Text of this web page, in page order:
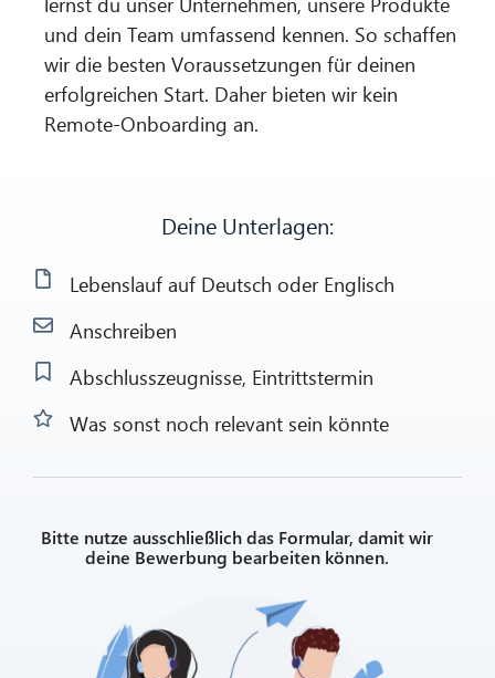
und dein Team umfassend kennen. So schaffen
wir die besten Voraussetzungen für deinen
erfolgreichen Start. Daher bieten wir kein
Remote-Onboarding an.
Deine Unterlagen:
Lebenslauf auf Deutsch oder Englisch
Anschreiben
Abschlusszeugnisse, Eintrittstermin
Was sonst noch relevant sein könnte
Bitte nutze ausschließlich das Formular, damit wir
deine Bewerbung bearbeiten können.